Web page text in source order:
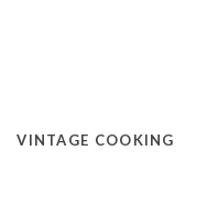
VINTAGE COOKING